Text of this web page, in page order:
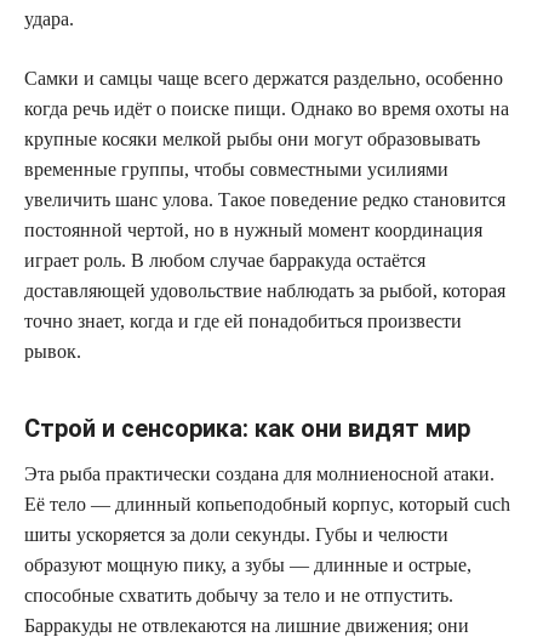
удара.
Самки и самцы чаще всего держатся раздельно, особенно
когда речь идёт о поиске пищи. Однако во время охоты на
крупные косяки мелкой рыбы они могут образовывать
временные группы, чтобы совместными усилиями
увеличить шанс улова. Такое поведение редко становится
постоянной чертой, но в нужный момент координация
играет роль. В любом случае барракуда остаётся
доставляющей удовольствие наблюдать за рыбой, которая
точно знает, когда и где ей понадобиться произвести
рывок.
Строй и сенсорика: как они видят мир
Эта рыба практически создана для молниеносной атаки.
Её тело — длинный копьеподобный корпус, который cuch
шиты ускоряется за доли секунды. Губы и челюсти
образуют мощную пику, а зубы — длинные и острые,
способные схватить добычу за тело и не отпустить.
Барракуды не отвлекаются на лишние движения; они